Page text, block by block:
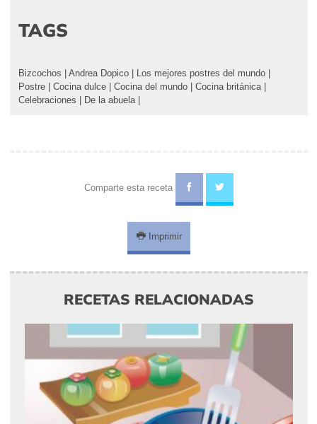
TAGS
Bizcochos Andrea Dopico Los mejores postres del mundo
Postre
Cocina dulce Cocina del mundo Cocina británica|
Celebraciones
De la abuela|
Comparte esta receta
Imprimir
RECETAS RELACIONADAS